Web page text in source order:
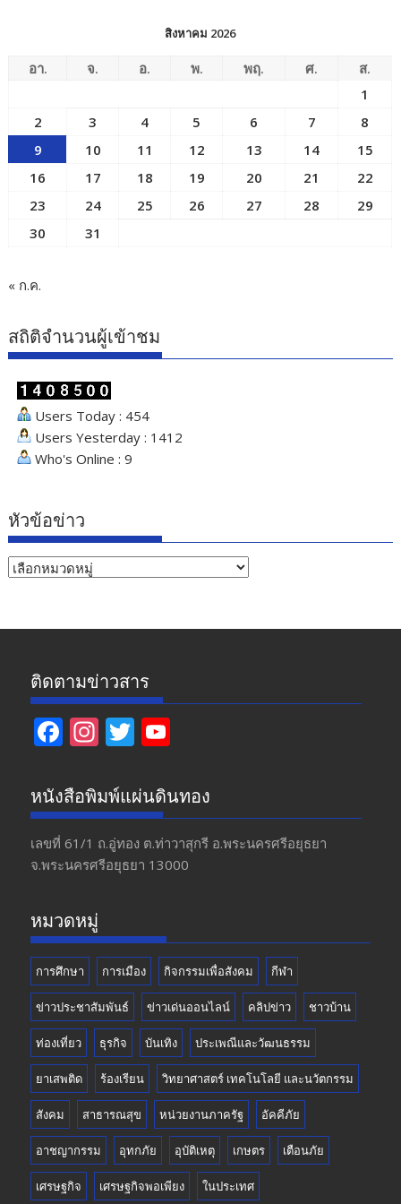
สิงหาคม 2026
อา. จ. อ. พ. พฤ. ศ.
ส.
1
2
3 4 5 6 7
8
9
10 11 12 13 14
15
16
17 18 19 20 21
22
23
24 25 26 27 28
29
30
31
« ก.ค.
สถิติจำนวนผู้เข้าชม
Users Today : 454
Users Yesterday : 1412
Who's Online : 9
หัวข้อข่าว
หัวข้อ
ติดตามข่าวสาร
F
e
b
o
o
In
a
gr
a
m
T
itt
er
u
T
u
b
หนังสือพิมพ์แผ่นดินทอง
เลขที่ 61/1 ถ.อู่ทอง​ ต.​ท่าวาสุกรี​ อ.พระนครศรีอยุธยา​
จ.พระนครศรีอยุธยา 13000
หมวดหมู่
การศึกษา การเมือง กิจกรรมเพื่อสังคม กีฬา
ข่าวประชาสัมพันธ์ ข่าวเด่นออนไลน์ คลิปข่าว ชาวบ้าน
ท่องเที่ยว ธุรกิจ บันเทิง ประเพณีและวัฒนธรรม
ยาเสพติด ร้องเรียน วิทยาศาสตร์ เทคโนโลยี และนวัตกรรม
สังคม สาธารณสุข หน่วยงานภาครัฐ อัคคีภัย
อาชญากรรม อุทกภัย อุบัติเหตุ เกษตร เตือนภัย
เศรษฐกิจ เศรษฐกิจพอเพียง ในประเทศ